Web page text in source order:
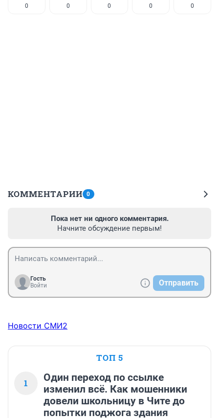
0 0 0 0 0
КОММЕНТАРИИ 0
Пока нет ни одного комментария.
Начните обсуждение первым!
Гость
Войти
Отправить
Новости СМИ2
ТОП 5
1
Один переход по ссылке
изменил всё. Как мошенники
довели школьницу в Чите до
попытки поджога здания